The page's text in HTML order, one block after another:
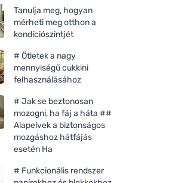
Tanulja meg, hogyan
mérheti meg otthon a
kondíciószintjét
# Ötletek a nagy
mennyiségű cukkini
felhasználásához
# Jak se beztonosan
mozogni, ha fáj a háta ##
Alapelvek a biztonságos
mozgáshoz hátfájás
esetén Ha
# Funkcionális rendszer